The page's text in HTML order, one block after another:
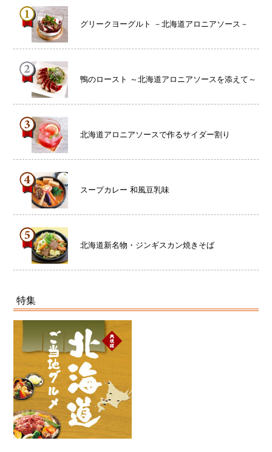
グリークヨーグルト －北海道アロニアソース－
鴨のロースト ～北海道アロニアソースを添えて～
北海道アロニアソースで作るサイダー割り
スープカレー 和風豆乳味
北海道新名物・ジンギスカン焼きそば
特集